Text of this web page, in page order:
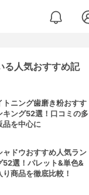
る人気おすすめ記
トニング歯磨き粉おすす
キング52選！口コミの多
品を中心に
ャドウおすすめ人気ラン
52選！パレット&単色&
り商品を徹底比較！